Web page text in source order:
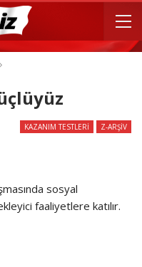
KAZANIM TESTLERI Z-ARŞIV
sosyal
faaliyetlere katılır.